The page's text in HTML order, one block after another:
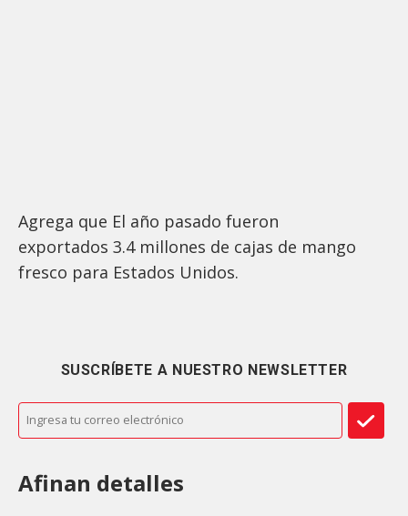
Agrega que El año pasado fueron
exportados 3.4 millones de cajas de mango
fresco para Estados Unidos.
SUSCRÍBETE A NUESTRO NEWSLETTER
Afinan detalles